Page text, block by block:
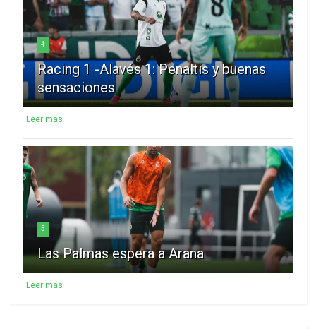
4
Racing 1 -Alavés 1: Penaltis y buenas
sensaciones
Leer más
5
Las Palmas espera a Arana
Leer más